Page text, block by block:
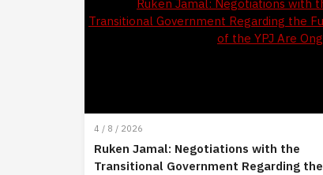
4 / 8 / 2026
Ruken Jamal: Negotiations with the
Transitional Government Regarding the